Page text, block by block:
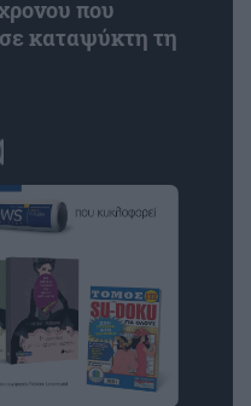
που
καταψύκτη τη